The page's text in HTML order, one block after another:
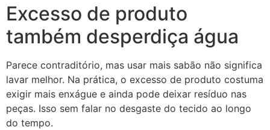
Excesso de produto
também desperdiça água
Parece contraditório, mas usar mais sabão não significa
lavar melhor. Na prática, o excesso de produto costuma
exigir mais enxágue e ainda pode deixar resíduo nas
peças. Isso sem falar no desgaste do tecido ao longo
do tempo.